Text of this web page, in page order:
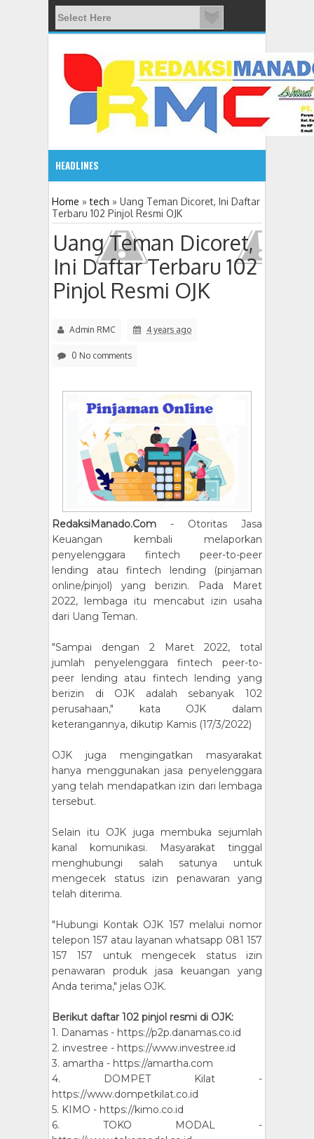
HEADLINES
5:03 PM
Semarakkan Hari Bhayangkara, Polres Tomohon Gelar
Home »tech » Uang Teman Dicoret, Ini Daftar
Terbaru 102 Pinjol Resmi OJK
Uang Teman Dicoret,
Ini Daftar Terbaru 102
Pinjol Resmi OJK
Admin RMC 4 years ago
0 No comments
RedaksiManado.Com - Otoritas Jasa
Keuangan kembali melaporkan
penyelenggara fintech peer-to-peer
lending atau fintech lending (pinjaman
online/pinjol) yang berizin. Pada Maret
2022, lembaga itu mencabut izin usaha
dari Uang Teman.
"Sampai dengan 2 Maret 2022, total
jumlah penyelenggara fintech peer-to-
peer lending atau fintech lending yang
berizin di OJK adalah sebanyak 102
perusahaan," kata OJK dalam
keterangannya, dikutip Kamis (17/3/2022)
OJK juga mengingatkan masyarakat
hanya menggunakan jasa penyelenggara
yang telah mendapatkan izin dari lembaga
tersebut.
Selain itu OJK juga membuka sejumlah
kanal komunikasi. Masyarakat tinggal
menghubungi salah satunya untuk
mengecek status izin penawaran yang
telah diterima.
"Hubungi Kontak OJK 157 melalui nomor
telepon 157 atau layanan whatsapp 081 157
157 157 untuk mengecek status izin
penawaran produk jasa keuangan yang
Anda terima," jelas OJK.
Berikut daftar 102 pinjol resmi di OJK:
1. Danamas - https://p2p.danamas.co.id
2. investree - https://www.investree.id
3. amartha - https://amartha.com
4. DOMPET Kilat -
https://www.dompetkilat.co.id
5. KIMO - https://kimo.co.id
6. TOKO MODAL -